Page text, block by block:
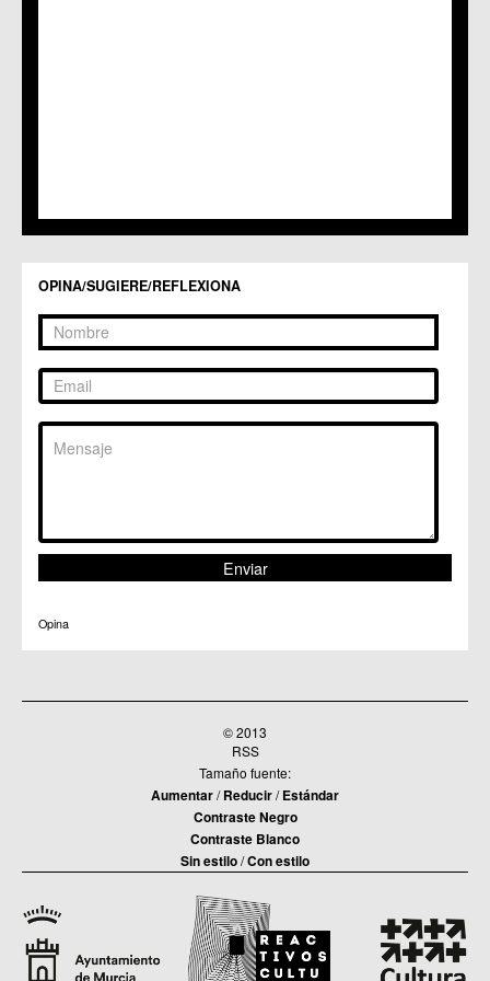
C.C. Zarandona
OPINA/SUGIERE/REFLEXIONA
Opina
© 2013
RSS
Tamaño fuente:
Aumentar/Reducir/Estándar
Contraste Negro
Contraste Blanco
Sin estilo/Con estilo